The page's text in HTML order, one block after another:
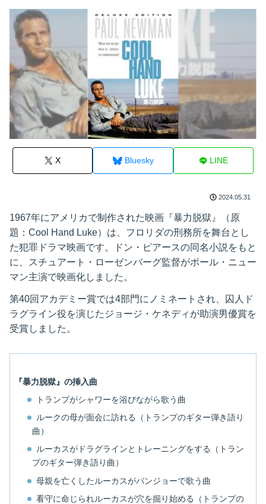
X Bluesky LINE
2024.05.31
1967年にアメリカで制作された映画『暴力脱獄』（原
題：Cool Hand Luke）は、フロリダの刑務所を舞台とし
た犯罪ドラマ映画です。ドン・ピアースの同名小説をもと
に、スチュアート・ローゼンバーグ監督がポール・ニュー
マン主演で映画化しました。
第40回アカデミー賞では4部門にノミネートされ、囚人ド
ラグライン役を演じたジョージ・ケネディが助演男優賞を
受賞しました。
『暴力脱獄』の挿入曲
トランプがシャワーを浴びながら歌う曲
ルークの母が面会に訪れる（トランプのギター弾き語り
曲）
ルーカスがドラグラインとトレーニングをする（トラン
プのギター弾き語り曲）
母親を亡くしたルーカスがバンジョーで歌う曲
看守に命じられルーカスが穴を掘り始める（トランプの